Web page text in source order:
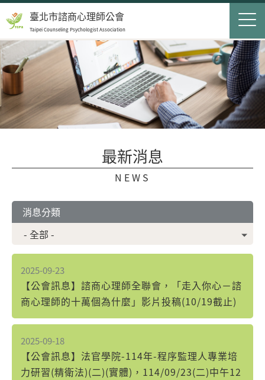
關於我們
最新消息
會員服務
民眾服務
聯絡我們
登入 申請入會
搜尋
Jump to Navigation
Jump to Main content
最新消息
NEWS
消息分類
2025-09-23
【公會訊息】諮商心理師全聯會，「走入你心－諮
商心理師的十萬個為什麼」影片投稿(10/19截止)
2025-09-18
【公會訊息】法官學院-114年-程序監理人專業培
力研習(精衛法)(二)(實體)，114/09/23(二)中午12
臺北市諮商心理師公會
Taipei Counseling Psychologist Association